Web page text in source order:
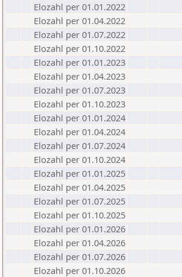
Elozahl per 01.01.2022
Elozahl per 01.04.2022
Elozahl per 01.07.2022
Elozahl per 01.10.2022
Elozahl per 01.01.2023
Elozahl per 01.04.2023
Elozahl per 01.07.2023
Elozahl per 01.10.2023
Elozahl per 01.01.2024
Elozahl per 01.04.2024
Elozahl per 01.07.2024
Elozahl per 01.10.2024
Elozahl per 01.01.2025
Elozahl per 01.04.2025
Elozahl per 01.07.2025
Elozahl per 01.10.2025
Elozahl per 01.01.2026
Elozahl per 01.04.2026
Elozahl per 01.07.2026
Elozahl per 01.10.2026